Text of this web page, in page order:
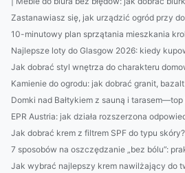
Zastanawiasz się, jak urządzić ogród przy
10-minutowy plan sprzątania mieszkania
Najlepsze loty do Glasgow 2026: kiedy
Jak dobrać styl wnętrza do charakteru
Kamienie do ogrodu: jak dobrać granit,
Domki nad Bałtykiem z sauną i
EPR Austria: jak działa rozszerzona
Jak dobrać krem z filtrem SPF do typu
7 sposobów na oszczędzanie „bez bólu”:
Jak wybrać najlepszy krem nawilżający do